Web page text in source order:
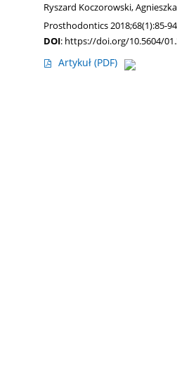
Ryszard Koczorowski,
Prosthodontics 2018;68(1):85-94
DOI: https://doi.org/10.5604/
Artykuł (PDF)